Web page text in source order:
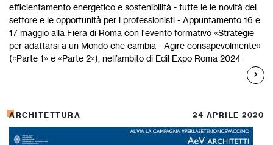
efficientamento energetico e sostenibilità - tutte le le novità del
settore e le opportunità per i professionisti - Appuntamento 16 e
17 maggio alla Fiera di Roma con l'evento formativo «Strategie
per adattarsi a un Mondo che cambia - Agire consapevolmente»
(«Parte 1» e «Parte 2»), nell’ambito di Edil Expo Roma 2024
ARCHITETTURA 24 APRILE 2020